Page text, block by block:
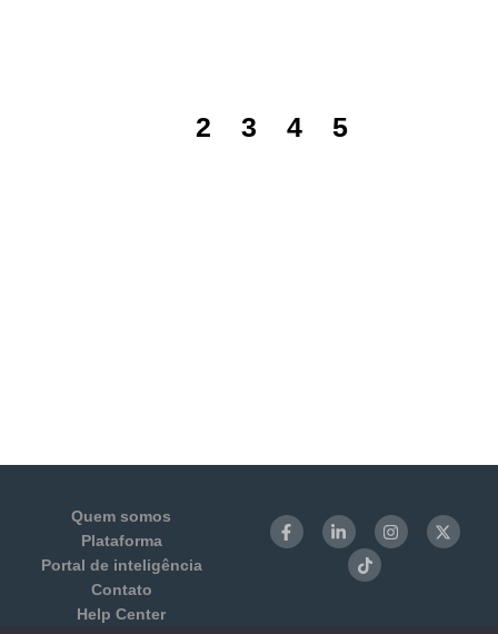
2 3 4 5
Quem somos
Plataforma
Portal de inteligência
Contato
Help Center